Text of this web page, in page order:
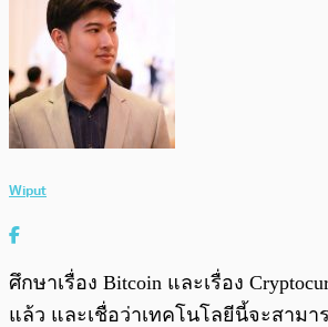
Wiput
ศึกษาเรื่อง Bitcoin และเรื่อง
แล้ว และเชื่อว่าเทคโนโลยีนี้จะสามา